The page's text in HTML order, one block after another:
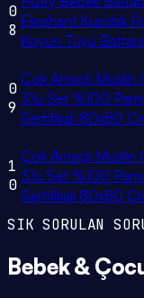
0
8 Elephant Kundak
Koyun Tüyü
0
9
Çok Amaçlı Müslin
3'lü Set %100
Sertifikalı 80x80
1
0
Çok Amaçlı Müslin
3'lü Set %100
Sertifikalı 80x80
SIK SORULAN
Bebek &